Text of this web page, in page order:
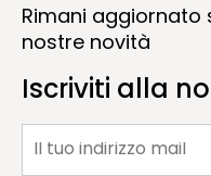
Rimani aggiornato
nostre novità
Iscriviti alla